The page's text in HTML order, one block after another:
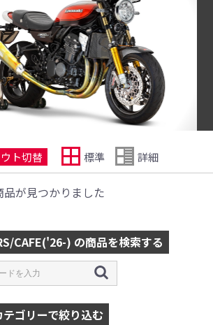
ト切替 標準 詳細
品が見つかりました
CAFE('26-) の商品を検索する
テゴリーで絞り込む